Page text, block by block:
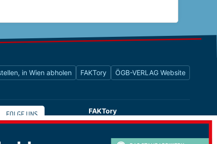
in Wien abholen FAKTory ÖGB-VERLAG Website
FAKTory
Buchhandlung des ÖGB-Verlags